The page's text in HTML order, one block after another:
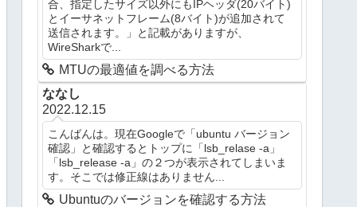
合、指定したサイズ以外にもIPヘッダ(20バイト)
とイーサネットフレーム(8バイト)が追加されて
送信されます。」と記載がありますが、
WireSharkで...
MTUの最適値を調べる方法
ななし
2022.12.15
こんばんは。現在Googleで「ubuntu バージョン
確認」と確認するとトップに「lsb_relase -a」
「lsb_release -a」の２つが表示されてしまいま
す。そこでは修正線はありません...
Ubuntuのバージョンを確認する方法